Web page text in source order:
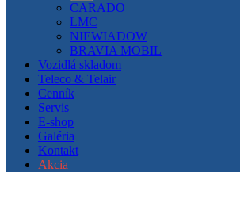
CARADO
LMC
NIEWIADOW
BRAVIA MOBIL
Vozidlá skladom
Teleco & Telair
Cenník
Servis
E-shop
Galéria
Kontakt
Akcia